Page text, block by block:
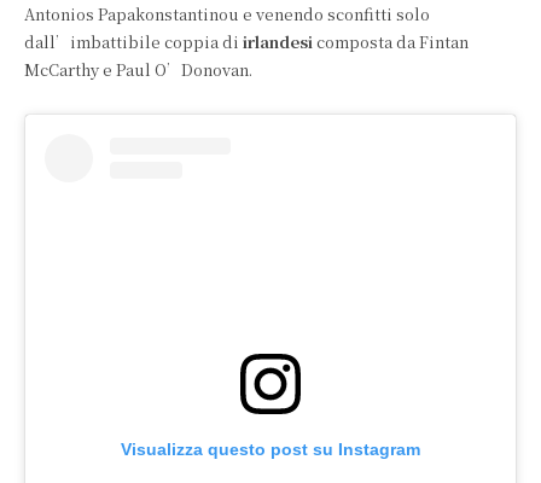
Antonios Papakonstantinou e venendo sconfitti solo
dall’imbattibile coppia di irlandesicomposta da Fintan
McCarthy e Paul O’Donovan.
Visualizza questo post su Instagram